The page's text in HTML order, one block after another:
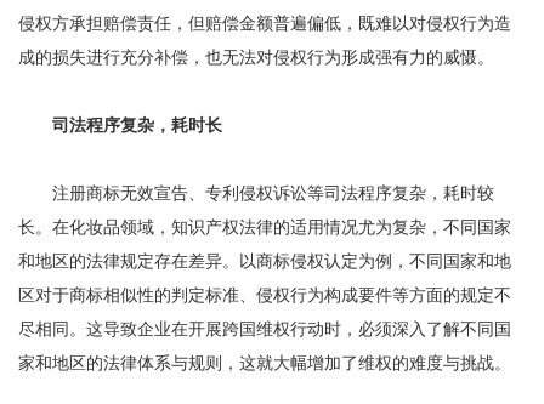
侵权方承担赔偿责任，但赔偿金额普遍偏低，既难以对侵权行为造
成的损失进行充分补偿，也无法对侵权行为形成强有力的威慑。
司法程序复杂，耗时长
注册商标无效宣告、专利侵权诉讼等司法程序复杂，耗时较
长。在化妆品领域，知识产权法律的适用情况尤为复杂，不同国家
和地区的法律规定存在差异。以商标侵权认定为例，不同国家和地
区对于商标相似性的判定标准、侵权行为构成要件等方面的规定不
尽相同。这导致企业在开展跨国维权行动时，必须深入了解不同国
家和地区的法律体系与规则，这就大幅增加了维权的难度与挑战。